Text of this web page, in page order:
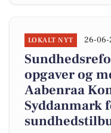
LOKALT NYT 26-06-
opgaver og
Aabenraa
Syddanmark